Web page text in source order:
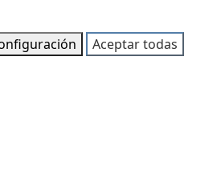
Aceptar todas